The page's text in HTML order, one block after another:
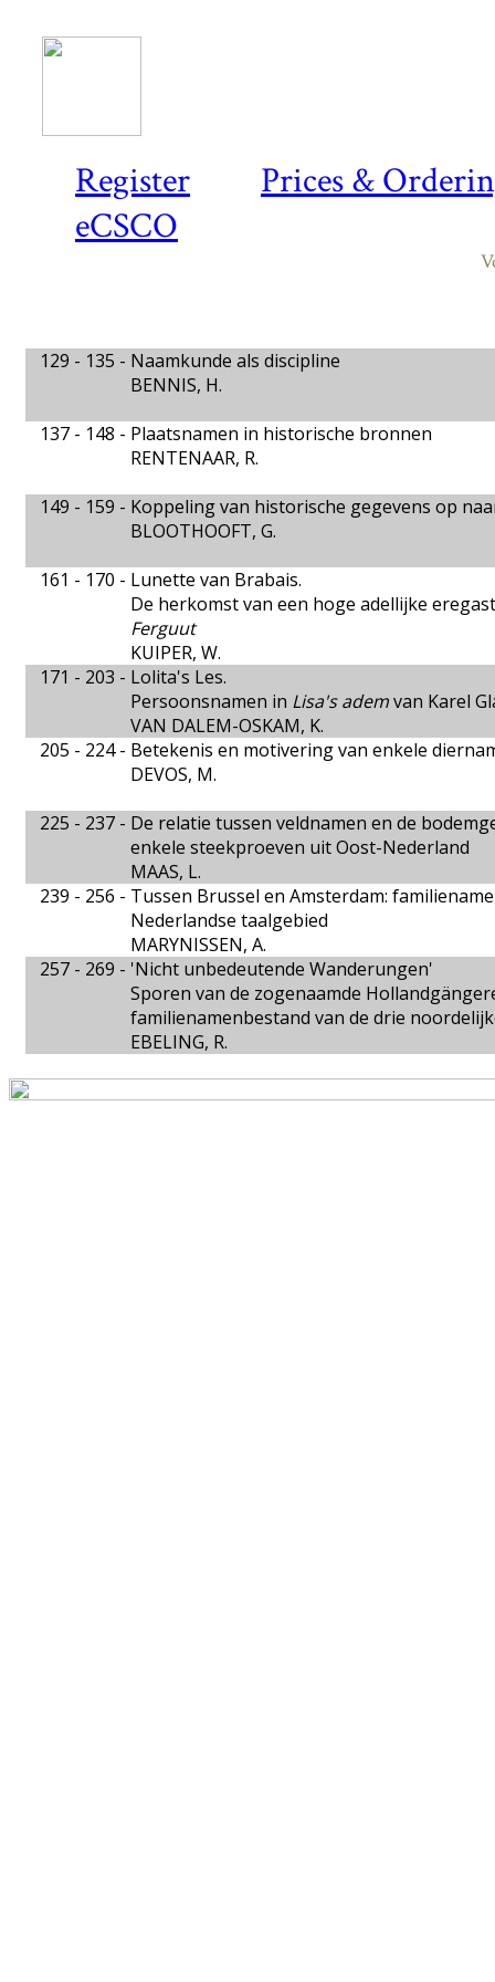
Register
Prices &
eCSCO
129 - 135 - Naamkunde als discipline
BENNIS, H.
137 - 148 - Plaatsnamen in historische bronnen
RENTENAAR, R.
149 - 159 - Koppeling van historische gegevens op
BLOOTHOOFT, G.
161 - 170 - Lunette van Brabais.
De herkomst van een hoge adellijke
Ferguut
KUIPER, W.
171 - 203 - Lolita's Les.
Persoonsnamen in Lisa's ademvan Karel
VAN DALEM-OSKAM, K.
205 - 224 - Betekenis en motivering van enkele
DEVOS, M.
225 - 237 - De relatie tussen veldnamen en de
enkele steekproeven uit Oost-Nederland
MAAS, L.
239 - 256 - Tussen Brussel en Amsterdam:
Nederlandse taalgebied
MARYNISSEN, A.
257 - 269 - 'Nicht unbedeutende Wanderungen'
Sporen van de zogenaamde
familienamenbestand van de drie
EBELING, R.